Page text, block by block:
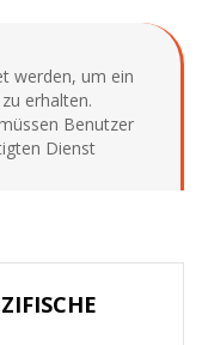
werden, um ein
erhalten.
Benutzer
Dienst